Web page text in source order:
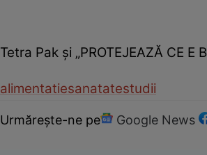
Tetra Pak şi „PROTEJEAZĂ CE
alimentatiesanatatestudii
Urmărește-ne pe Google News